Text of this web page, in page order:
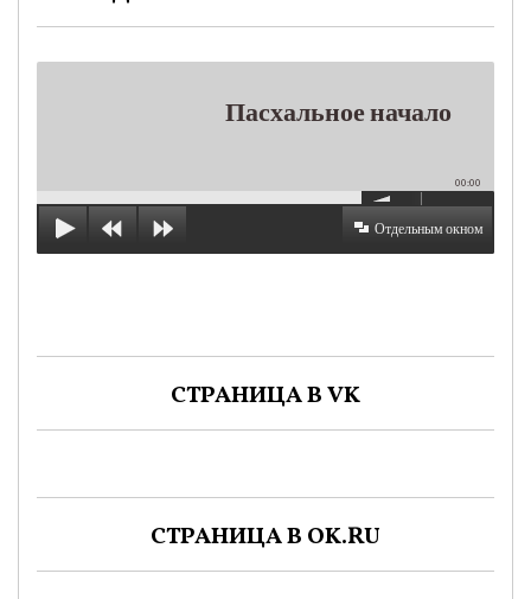
Пасхальное начало
00:00
Отдельным окном
СТРАНИЦА В VK
СТРАНИЦА В OK.RU